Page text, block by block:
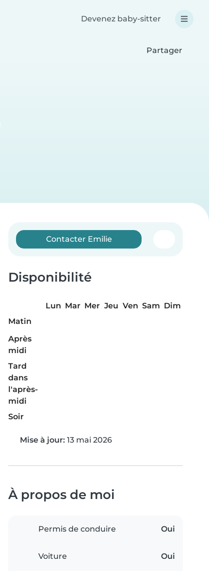
Devenez baby-sitter
Partager
Contacter Emilie
Disponibilité
Lun Mar Mer Jeu Ven Sam Dim
Matin
Après
midi
Tard
dans
l'après-
midi
Soir
Mise à jour: 13 mai 2026
À propos de moi
Permis de conduire Oui
Voiture Oui